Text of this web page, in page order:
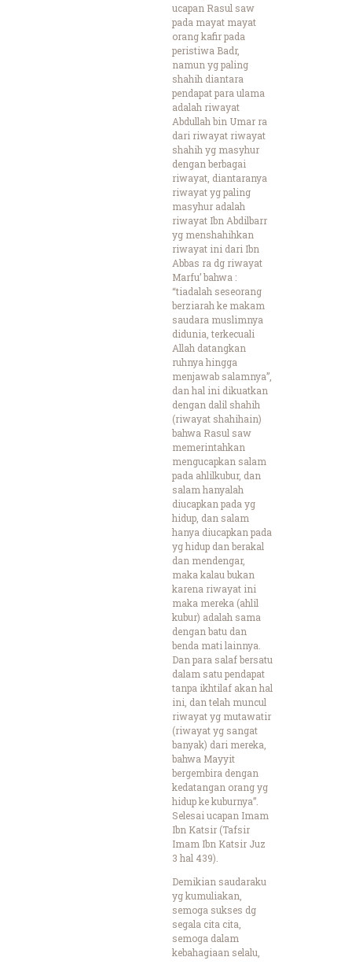
ucapan Rasul saw
pada mayat mayat
orang kafir pada
peristiwa Badr,
namun yg paling
shahih diantara
pendapat para ulama
adalah riwayat
Abdullah bin Umar ra
dari riwayat riwayat
shahih yg masyhur
dengan berbagai
riwayat, diantaranya
riwayat yg paling
masyhur adalah
riwayat Ibn Abdilbarr
yg menshahihkan
riwayat ini dari Ibn
Abbas ra dg riwayat
Marfu’ bahwa :
“tiadalah seseorang
berziarah ke makam
saudara muslimnya
didunia, terkecuali
Allah datangkan
ruhnya hingga
menjawab salamnya”,
dan hal ini dikuatkan
dengan dalil shahih
(riwayat shahihain)
bahwa Rasul saw
memerintahkan
mengucapkan salam
pada ahlilkubur, dan
salam hanyalah
diucapkan pada yg
hidup, dan salam
hanya diucapkan pada
yg hidup dan berakal
dan mendengar,
maka kalau bukan
karena riwayat ini
maka mereka (ahlil
kubur) adalah sama
dengan batu dan
benda mati lainnya.
Dan para salaf bersatu
dalam satu pendapat
tanpa ikhtilaf akan hal
ini, dan telah muncul
riwayat yg mutawatir
(riwayat yg sangat
banyak) dari mereka,
bahwa Mayyit
bergembira dengan
kedatangan orang yg
hidup ke kuburnya”.
Selesai ucapan Imam
Ibn Katsir (Tafsir
Imam Ibn Katsir Juz
3 hal 439).
Demikian saudaraku
yg kumuliakan,
semoga sukses dg
segala cita cita,
semoga dalam
kebahagiaan selalu,